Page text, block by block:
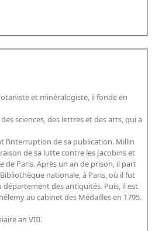
de la Bibliothèque nationale de
avancée
et des principales collections et
et provenances
et minéralogiste, il fonde en
sciences, des lettres et des arts, qui a
l’interruption de sa publication. Millin
de sa lutte contre les Jacobins et
de Paris. Après un an de prison, il part
nationale, à Paris, où il fut
des antiquités. Puis, il est
au cabinet des Médailles en 1795.
an VIII.